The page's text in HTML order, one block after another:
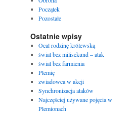
Początek
Pozostałe
Ostatnie wpisy
Ocal rodzinę królewską
świat bez milisekund – atak
świat bez farmienia
Plemię
zwiadowca w akcji
Synchronizacja ataków
Najczęściej używane pojęcia w
Plemionach